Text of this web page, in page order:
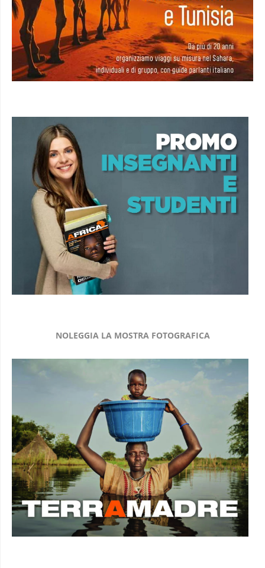
NOLEGGIA LA MOSTRA FOTOGRAFICA